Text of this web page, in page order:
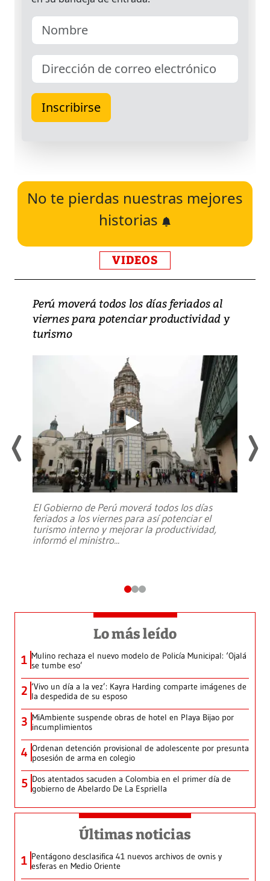
No te pierdas nuestras mejores
historias
VIDEOS
Perú moverá todos los días feriados al
viernes para potenciar productividad y
turismo
El Gobierno de Perú moverá todos los días
feriados a los viernes para así potenciar el
turismo interno y mejorar la productividad,
informó el ministro...
Lo más leído
1 Mulino rechaza el nuevo modelo de Policía Municipal: ‘Ojalá
se tumbe eso’
2 ‘Vivo un día a la vez’: Kayra Harding comparte imágenes de
la despedida de su esposo
3 MiAmbiente suspende obras de hotel en Playa Bijao por
incumplimientos
4 Ordenan detención provisional de adolescente por presunta
posesión de arma en colegio
5 Dos atentados sacuden a Colombia en el primer día de
gobierno de Abelardo De La Espriella
Últimas noticias
1 Pentágono desclasifica 41 nuevos archivos de ovnis y
esferas en Medio Oriente